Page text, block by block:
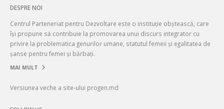
DESPRE NOI
Centrul Parteneriat pentru Dezvoltare este o instituție obștească, care
își propune să contribuie la promovarea unui discurs integrator cu
privire la problematica genurilor umane, statutul femeii și egalitatea de
șanse pentru femei și bărbați.
MAI MULT
Versiunea veche a site-ului progen.md